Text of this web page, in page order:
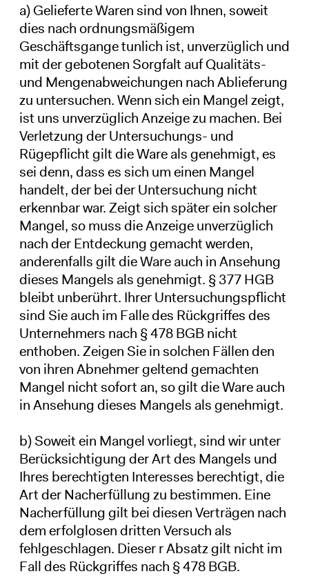
a) Gelieferte Waren sind von Ihnen, soweit
dies nach ordnungsmäßigem
Geschäftsgange tunlich ist, unverzüglich und
mit der gebotenen Sorgfalt auf Qualitäts-
und Mengenabweichungen nach Ablieferung
zu untersuchen. Wenn sich ein Mangel zeigt,
ist uns unverzüglich Anzeige zu machen. Bei
Verletzung der Untersuchungs- und
Rügepflicht gilt die Ware als genehmigt, es
sei denn, dass es sich um einen Mangel
handelt, der bei der Untersuchung nicht
erkennbar war. Zeigt sich später ein solcher
Mangel, so muss die Anzeige unverzüglich
nach der Entdeckung gemacht werden,
anderenfalls gilt die Ware auch in Ansehung
dieses Mangels als genehmigt. § 377 HGB
bleibt unberührt. Ihrer Untersuchungspflicht
sind Sie auch im Falle des Rückgriffes des
Unternehmers nach § 478 BGB nicht
enthoben. Zeigen Sie in solchen Fällen den
von ihren Abnehmer geltend gemachten
Mangel nicht sofort an, so gilt die Ware auch
in Ansehung dieses Mangels als genehmigt.
b) Soweit ein Mangel vorliegt, sind wir unter
Berücksichtigung der Art des Mangels und
Ihres berechtigten Interesses berechtigt, die
Art der Nacherfüllung zu bestimmen. Eine
Nacherfüllung gilt bei diesen Verträgen nach
dem erfolglosen dritten Versuch als
fehlgeschlagen. Dieser r Absatz gilt nicht im
Fall des Rückgriffes nach § 478 BGB.